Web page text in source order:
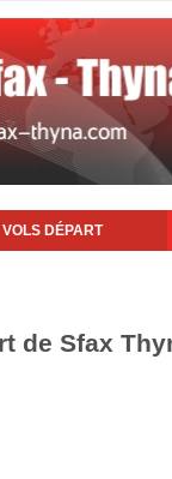
VOLS DÉPART
de Sfax